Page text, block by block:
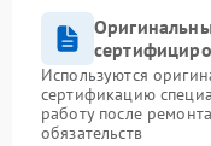
Используются
сертификацию
работу после
обязательств